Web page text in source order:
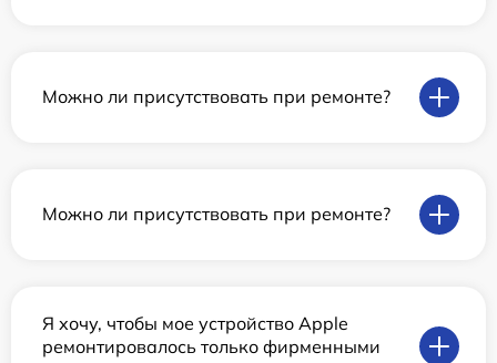
Можно ли присутствовать при ремонте?
Можно ли присутствовать при ремонте?
Я хочу, чтобы мое устройство Apple
ремонтировалось только фирменными